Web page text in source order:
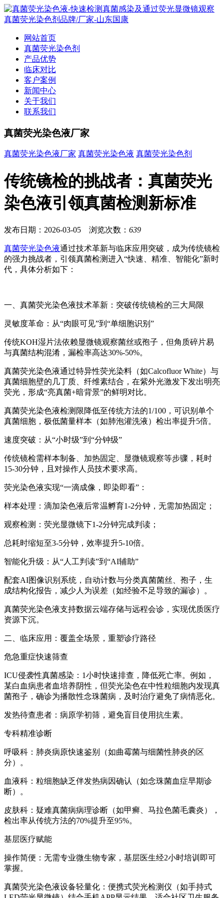
网站首页
真菌荧光染色剂
产品优势
临床对比
客户案例
新闻中心
关于我们
联系我们
真菌荧光染色液厂家
真菌荧光染色液厂家 真菌荧光染色液 真菌荧光染色剂
传统镜检的挑战者：真菌荧光
染色液引领真菌检测新标准
发布日期：2026-03-05 浏览次数： 639
真菌荧光染色液通过技术革新与临床应用突破，成为传统镜检
的强力挑战者，引领真菌检测进入“快速、精准、智能化”新时
代，具体分析如下：
一、 真菌荧光染色液技术革新：突破传统镜检的三大局限
灵敏度革命：从“肉眼可见”到“单细胞识别”
传统KOH湿片法依赖显微镜观察菌丝或孢子，但角质碎片易
与真菌结构混淆，漏检率高达30%-50%。
真菌荧光染色液通过特异性荧光染料（如Calcofluor White）与
真菌细胞壁的几丁质、纤维素结合，在紫外光激发下发出明亮
荧光，形成“亮真菌+暗背景”的鲜明对比。
真菌荧光染色液检测限降低至传统方法的1/100，可识别单个
真菌细胞，极低菌量样本（如肺泡灌洗液）检出率提升5倍。
速度突破：从“小时级”到“分钟级”
传统镜检需样本制备、加热固定、显微镜观察等步骤，耗时
15-30分钟，且对操作人员技术要求高。
荧光染色液实现“一滴成像，即染即看”：
样本处理：滴加染色液后常温孵育1-2分钟，无需加热固定；
观察检测：荧光显微镜下1-2分钟完成判读；
总耗时缩短至3-5分钟，效率提升5-10倍。
智能化升级：从“人工判读”到“AI辅助”
配套AI图像识别系统，自动计数与分类真菌菌丝、孢子，生
成结构化报告，减少人为误差（如经验不足导致的漏诊）。
真菌荧光染色液支持数据云端存储与远程会诊，实现优质医疗
资源下沉。
二、临床应用：覆盖全场景，重塑诊疗路径
危急重症快速筛查
ICU侵袭性真菌感染：1小时快速排查，降低死亡率。例如，
某白血病患者血培养阴性，但荧光染色在中性粒细胞内发现真
菌孢子，确诊为播散性念珠菌病，及时治疗避免了病情恶化。
发热待查患者：病原学初筛，避免盲目使用抗生素。
专科精准诊断
呼吸科：肺炎病原快速鉴别（如曲霉菌与细菌性肺炎的区
分）。
血液科：粒细胞缺乏伴发热病因确认（如念珠菌血症早期诊
断）。
皮肤科：疑难真菌病病理诊断（如甲癣、马拉色菌毛囊炎），
检出率从传统方法的70%提升至95%。
基层医疗赋能
操作简便：无需专业微生物专家，基层医生经2小时培训即可
掌握。
真菌荧光染色液设备轻量化：便携式荧光检测仪（如手持式